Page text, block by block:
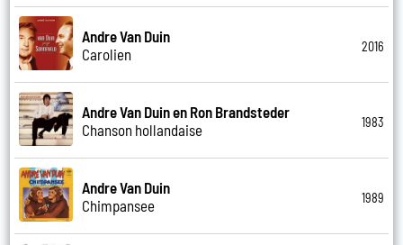
Andre Van Duin
Carolien
2016
Andre Van Duin en Ron Brandsteder
Chanson hollandaise
1983
Andre Van Duin
Chimpansee
1989